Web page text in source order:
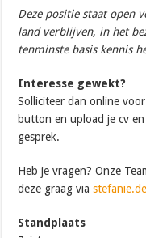
Deze positie staat open
land verblijven, in het
tenminste basis kennis
Interesse gewekt?
Solliciteer dan online
button en upload je cv
gesprek.
Heb je vragen? Onze
deze graag via
Standplaats